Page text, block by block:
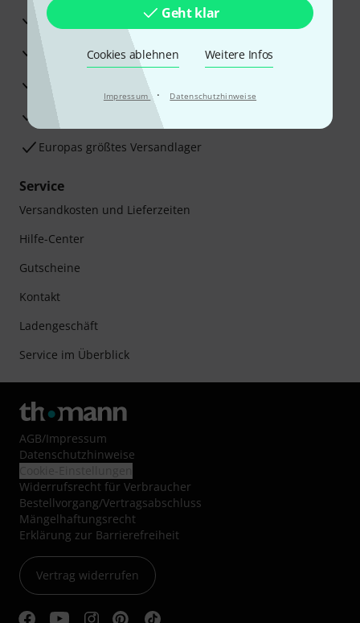
Geht klar
Cookies ablehnen Weitere Infos
Impressum · Datenschutzhinweise
30 Tage Money-Back-Garantie
Reparaturservice
Beratung durch Fachexperten
Zufriedenheitsgarantie
Europas größtes Versandlager
Service
Versandkosten und Lieferzeiten
Hilfe-Center
Gutscheine
Kontakt
Ladengeschäft
Service im Überblick
AGB/Impressum
Datenschutzhinweise
Widerrufsrecht für Verbraucher
Bestellvorgang/Vertragsabschluss
Mängelhaftungsrecht
Erklärung zur Barrierefreiheit
Vertrag widerrufen